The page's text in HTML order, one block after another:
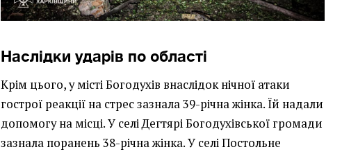
Наслідки ударів по області
Крім цього, у місті Богодухів внаслідок нічної атаки
гострої реакції на стрес зазнала 39-річна жінка. Їй надали
допомогу на місці. У селі Дегтярі Богодухівської громади
зазнала поранень 38-річна жінка. У селі Постольне